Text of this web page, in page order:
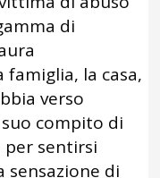
di
famiglia, la casa,
verso
compito di
per sentirsi
sensazione di